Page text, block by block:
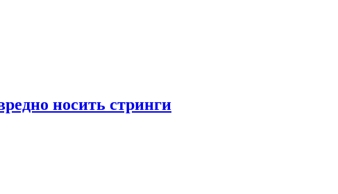
носить стринги